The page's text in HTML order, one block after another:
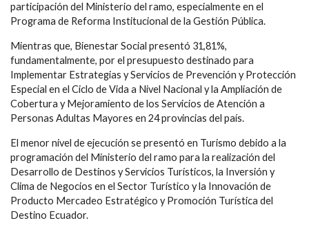
participación del Ministerio del ramo, especialmente en el
Programa de Reforma Institucional de la Gestión Pública.
Mientras que, Bienestar Social presentó 31,81%,
fundamentalmente, por el presupuesto destinado para
Implementar Estrategias y Servicios de Prevención y Protección
Especial en el Ciclo de Vida a Nivel Nacional y la Ampliación de
Cobertura y Mejoramiento de los Servicios de Atención a
Personas Adultas Mayores en 24 provincias del país.
El menor nivel de ejecución se presentó en Turismo debido a la
programación del Ministerio del ramo para la realización del
Desarrollo de Destinos y Servicios Turísticos, la Inversión y
Clima de Negocios en el Sector Turístico y la Innovación de
Producto Mercadeo Estratégico y Promoción Turística del
Destino Ecuador.